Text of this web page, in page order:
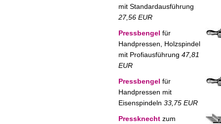
mit Standardausführung
27,56 EUR
Pressbengel für
Handpressen, Holzspindel
mit Profiausführung 47,81
EUR
Pressbengel für
Handpressen mit
Eisenspindeln 33,75 EUR
Pressknecht zum